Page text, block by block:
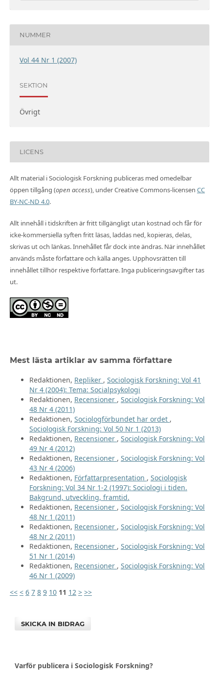
NUMMER
Vol 44 Nr 1 (2007)
SEKTION
Övrigt
LICENS
Allt material i Sociologisk Forskning publiceras med omedelbar
öppen tillgång (open access), under Creative Commons-licensen CC
BY-NC-ND 4.0.
Allt innehåll i tidskriften är fritt tillgängligt utan kostnad och får för
icke-kommersiella syften fritt läsas, laddas ned, kopieras, delas,
skrivas ut och länkas. Innehållet får dock inte ändras. När innehållet
används måste författare och källa anges. Upphovsrätten till
innehållet tillhör respektive författare. Inga publiceringsavgifter tas
ut.
Mest lästa artiklar av samma författare
Redaktionen, Repliker , Sociologisk Forskning: Vol 41
Nr 4 (2004): Tema: Socialpsykologi
Redaktionen, Recensioner , Sociologisk Forskning: Vol
48 Nr 4 (2011)
Redaktionen, Sociologförbundet har ordet ,
Sociologisk Forskning: Vol 50 Nr 1 (2013)
Redaktionen, Recensioner , Sociologisk Forskning: Vol
49 Nr 4 (2012)
Redaktionen, Recensioner , Sociologisk Forskning: Vol
43 Nr 4 (2006)
Redaktionen, Författarpresentation , Sociologisk
Forskning: Vol 34 Nr 1-2 (1997): Sociologi i tiden.
Bakgrund, utveckling, framtid.
Redaktionen, Recensioner , Sociologisk Forskning: Vol
48 Nr 1 (2011)
Redaktionen, Recensioner , Sociologisk Forskning: Vol
48 Nr 2 (2011)
Redaktionen, Recensioner , Sociologisk Forskning: Vol
51 Nr 1 (2014)
Redaktionen, Recensioner , Sociologisk Forskning: Vol
46 Nr 1 (2009)
<< < 6 7 8 9 10 11 12 > >>
SKICKA IN BIDRAG
Varför publicera i Sociologisk Forskning?